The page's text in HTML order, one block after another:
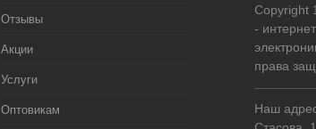
Отзывы
Акции
Услуги
Оптовикам
Copyright
-
права
Наш